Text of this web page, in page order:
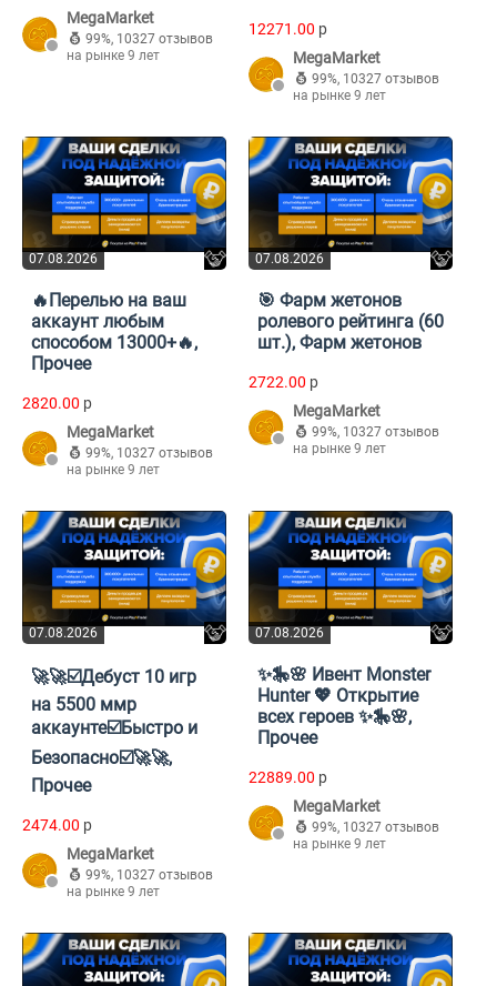
MegaMarket
99%, 10327 отзывов
на рынке 9 лет
12271.00 p
MegaMarket
99%, 10327 отзывов
на рынке 9 лет
07.08.2026
🔥Перелью на ваш
аккаунт любым
способом 13000+🔥,
Прочее
2820.00 p
MegaMarket
99%, 10327 отзывов
на рынке 9 лет
07.08.2026
🎯 Фарм жетонов
ролевого рейтинга (60
шт.), Фарм жетонов
2722.00 p
MegaMarket
99%, 10327 отзывов
на рынке 9 лет
07.08.2026
🚀🚀☑️Дебуст 10 игр
на 5500 ммр
аккаунте☑️Быстро и
Безопасно☑️🚀🚀,
Прочее
2474.00 p
MegaMarket
99%, 10327 отзывов
на рынке 9 лет
07.08.2026
✨🎠🌸 Ивент Monster
Hunter 💖 Открытие
всех героев ✨🎠🌸,
Прочее
22889.00 p
MegaMarket
99%, 10327 отзывов
на рынке 9 лет